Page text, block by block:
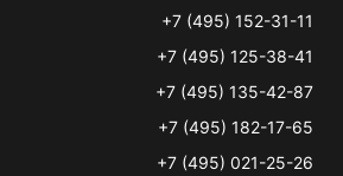
+7 (495) 152-31-11
+7 (495) 125-38-41
+7 (495) 135-42-87
+7 (495) 182-17-65
+7 (495) 021-25-26